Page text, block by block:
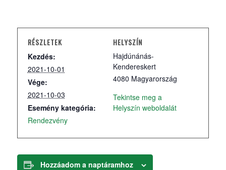
RÉSZLETEK
Kezdés:
2021-10-01
Vége:
2021-10-03
Esemény kategória:
Rendezvény
HELYSZÍN
Hajdúnánás-
Kendereskert
4080 Magyarország
Tekintse meg a
Helyszín weboldalát
Hozzáadom a naptáramhoz